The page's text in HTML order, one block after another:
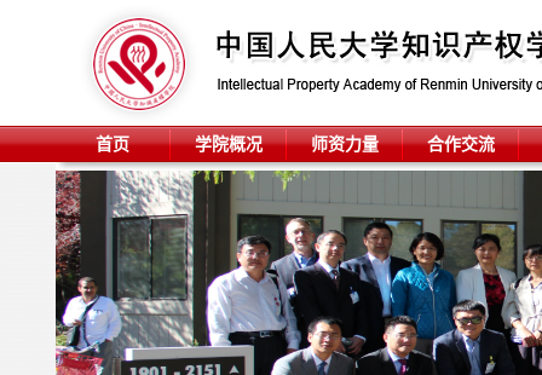
首页 学院概况 师资力量 合作交流